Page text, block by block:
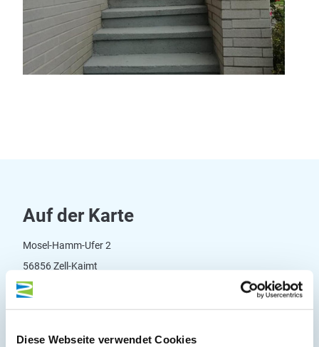
Diese Webseite verwendet Cookies
Auf der Karte
Mosel-Hamm-Ufer 2
56856 Zell-Kaimt
DE